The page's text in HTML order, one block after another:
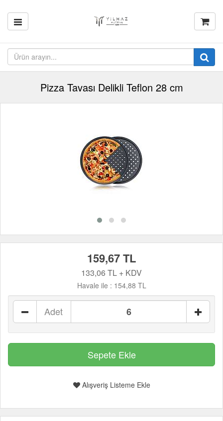
Pizza Tavası Delikli Teflon 28 cm
159,67 TL
133,06 TL + KDV
Havale ile : 154,88 TL
Adet
Alışveriş Listeme Ekle